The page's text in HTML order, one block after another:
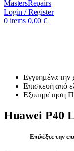
Login / Register
0 items 0,00 €
Εγγυημένα την
Επισκευή από
Εξυπηρέτηση
Huawei P40
Επιλέξτε την